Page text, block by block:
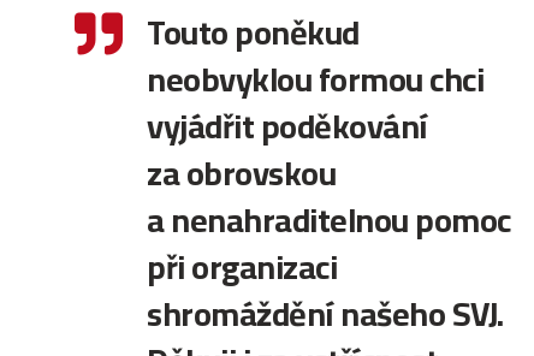
 Touto poněkud
neobvyklou formou chci
vyjádřit poděkování
za obrovskou
a nenahraditelnou pomoc
při organizaci
shromáždění našeho SVJ.